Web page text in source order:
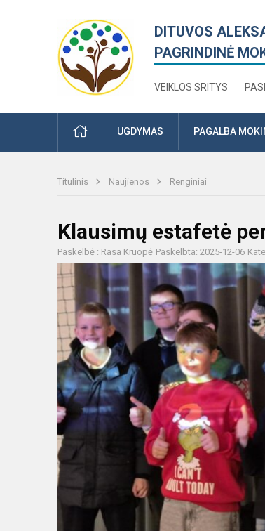
DITUVOS
PAGRINDINĖ
VEIKLOS SRITYS
PRADŽIAUGDYMAS PAGALBA
Titulinis Naujienos Renginiai
Klausimų estafetė
Paskelbė : Rasa Kruopė Paskelbta: 2025-12-06